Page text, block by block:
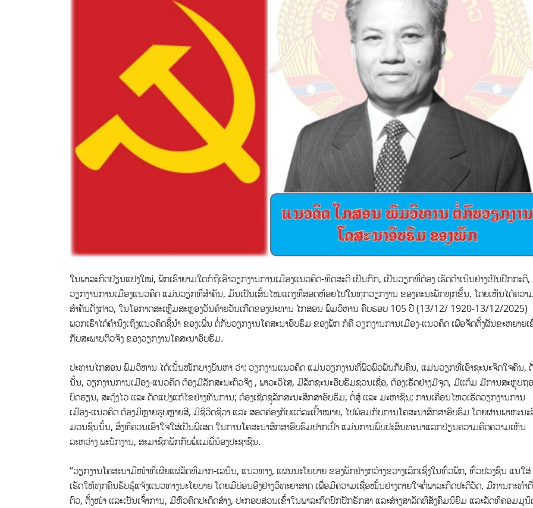
​ໃນ​ພາ​ລະ​ກິດ​ປ່ຽນ​ແປງໃໝ່, ພັກ​ເຮົາ​ຍາມ​ໃດ​ກໍ​ຖື​ເອົາ​ວຽກ​ງານ​ການ​ເມືອງ​ແນວ​ຄິດ-ທິດ​ສະ​ດີ ​ເປັນ​ກົກ, ເປັນ​ວຽກ​ທີ່​ຕ້ອງ​ ເຮັດດຳເນີນຢ່າງ​ເປັນ​ປົກ​ກະ​ຕິ,
ວຽກ​ງານ​ການ​ເມືອງ​ແນວ​ຄິດ ແມ່ນ​ວຽກ​ທີ່​ສຳ​ຄັນ, ມັນ​ເປັນ​ເສັ້ນ​ໄໝແດງທີ່​ສອດ​ຫ້ອຍ​ໄປ​ໃນ​ທຸກວຽກ​ງານ ຂອງຄະນະ​ພັກ​ທຸກ​ຂັ້ນ. ໂດຍ​ເຫັນ​ໄດ້​ຄວາ
ສຳ​ຄັນ​ດັ່ງ​ກ່າວ, ໃນ​ໂອ​ກາດ​ສະ​ເຫຼີມ​ສະ​ຫຼອງວັນ​ຄ້າຍ​ວັນ​ເກີດ​ຂອງປະ​ທານ ໄກ​ສອນ ພົມ​ວິ​ຫານ ຄົບ​ຮອບ 105 ປີ (13/12/ 1920-13/12/2025)
ພວກ​ເຮົາ​ໄດ້​ຄຳ​ນຶງ​ເຖິງ​ແນວ​ຄິດ​ຊີ້​ນຳ ​ຂອງ​ເພີ່ນ ຕໍ່ກັບ​ວຽກ​ງານ​ໂຄ​ສະ​ນາ​ອົບ​ຮົມ ​ຂອງ​ພັກ ກໍ​ຄື ວຽກ​ງານ​ການ​ເມືອງ-ແນວ​ຄິດ ເພື່ອຈັດຕັ້ງ​ຜັນ​ຂະ​ຫຍາຍ​ເ
ກັບ​ສະ​ພາບ​ຕົວ​ຈິງ ຂອງວຽກ​ງານໂຄ​ສະ​ນາ​ອົບ​ຮົມ.
ປະ​ທານ​ໄກ​ສອນ​ ພົມ​ວິ​ຫານ ໄດ້​ເນັ້ນໜັກ​ບາງ​ບັນ​ຫາ ວ່າ: ວຽກ​ງານ​ແນວ​ຄິດ ແມ່ນ​ວຽກ​ງານ​ທີ່​ພົ​ວ​ພົວ​ພັນ​ກັບ​ຄົນ, ແມ່ນ​ວຽກ​ທີ່​ເອົາ​ຊະ​ນະ​ຈິດ​ໃຈ​ຄົນ,
ນັ້ນ, ວຽກ​ງານ​ການ​ເມືອງ-ແນວ​ຄິດ ຕ້ອງ​ມີ​ລັກ​ສະ​ນະ​​ຕົວ​ຈິງ , ພາ​ວະ​ວິ​ໄສ, ມີ​ລັກ​ຊະ​ນະ​ອົບ​ຮົມ​ຊວນ​ເຊື່ອ, ຕ້ອງ​ເຮັດ​ຢ່າງ​ມີ​ຈຸດ, ມີ​ແຕ້ມ ມີ​ການ​ສະ​ຫຼຸບ​ຖ
ບົດຮຽນ, ສະດຸ້ງໄວ ແລະ ດັດແປງແກ້ໄຂຢ່າງທັນການ; ຕ້ອງເຊີດຊູລັກສະນະສຶກສາອົບຮົມ, ຕໍ່ສູ້ ແລະ ມະຫາຊົນ; ການ​ເຄື່ອນ​ໄຫວ​ເຮັດວຽກງານການ
ເມືອງ-ແນວຄິດ ຕ້ອງມີຫຼາຍຮູບຫຼາຍສີ, ມີຊີວິດຊີວາ ແລະ ສອດຄ່ອງກັບແຕ່ລະເປົ້າໝາຍ, ໄປພ້ອມກັບການໂຄສະນາສຶກສາອົບຮົມ ໂດຍຜ່ານພາຫະນະ
ມວນຊົນນັ້ນ, ສິ່ງ​ທີ່ຄວນເອົາໃຈໃສ່ເປັນພິເສດ ໃນການໂຄສະນາສຶກສາອົບຮົມປາກເປົ່າ ​ແມ່ນການພົບປະສົນທະນາແລກປ່ຽນຄວາມຄິດຄວາມເຫັນ
ລະຫວ່າງ ພະນັກງານ, ສະມາຊິກພັກກັບພໍ່ແມ່ພີ່ນ້ອງປະຊາຊົນ.
“ວຽກງານໂຄສະນາມີໜ້າທີ່ເຜີຍແຜ່ລັດທິມາກ-ເລນິນ, ແນວທາງ, ແຜນນະໂຍບາຍ ຂອງພັກຢ່າງກວ້າງຂວາງເລິກເຊິ່ງໃນທົ່ວພັກ, ທົ່ວປວງຊົນ ແນໃສ່
ເຮັດໃຫ້ທຸກຄົນຮັບຮູ້ແຈ້ງແນວທາງນະໂຍບາຍ ໂດຍມີບ່ອນອີງຢ່າງວິທະຍາສາດ ເພື່ອມີຄວາມເຊື່ອໝັ້ນຢ່າງຕາຍໃຈຕໍ່ພາລະກິດປະຕິວັດ, ມີການກະທຳ
ຕົວ, ຕັ້ງໜ້າ ແລະເປັນເຈົ້າການ, ມີຫົວຄິດປະດິດສ້າງ, ປະກອບສ່ວນເຂົ້າໃນພາລະກິດປົກປັກຮັກສາ ແລະສ້າງສາລັດທິສັງຄົມນິຍົມ ແລະລັດທິຄອມມູ